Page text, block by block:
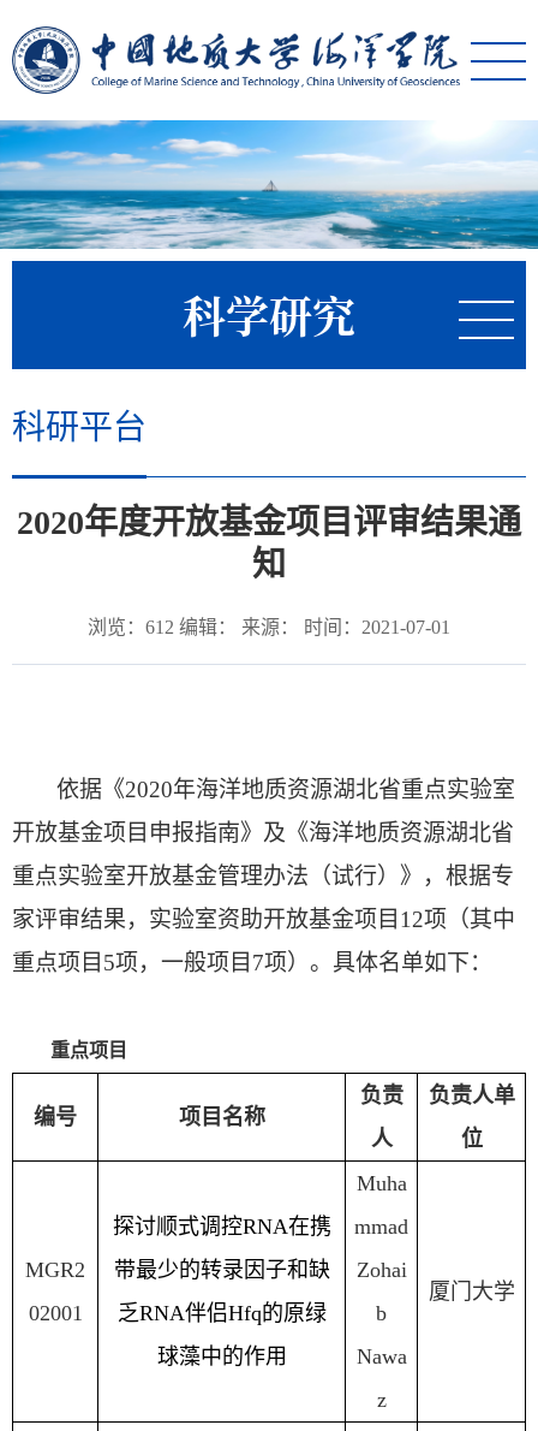
科学研究
科研平台
2020年度开放基金项目评审结果通
知
浏览： 612 编辑： 来源： 时间：2021-07-01
依据《2020年海洋地质资源湖北省重点实验室
开放基金项目申报指南》及《海洋地质资源湖北省
重点实验室开放基金管理办法（试行）》，根据专
家评审结果，实验室资助开放基金项目 12项（其中
重点项目 5项，一般项目 7项）。具体名单如下：
重点项目
编号 项目名称
负责
人
负责人单
位
MGR2
02001
探讨顺式调控RNA在携
带最少的转录因子和缺
乏RNA伴侣Hfq的原绿
球藻中的作用
Muha
mmad
Zohai
b
Nawa
z
厦门大学